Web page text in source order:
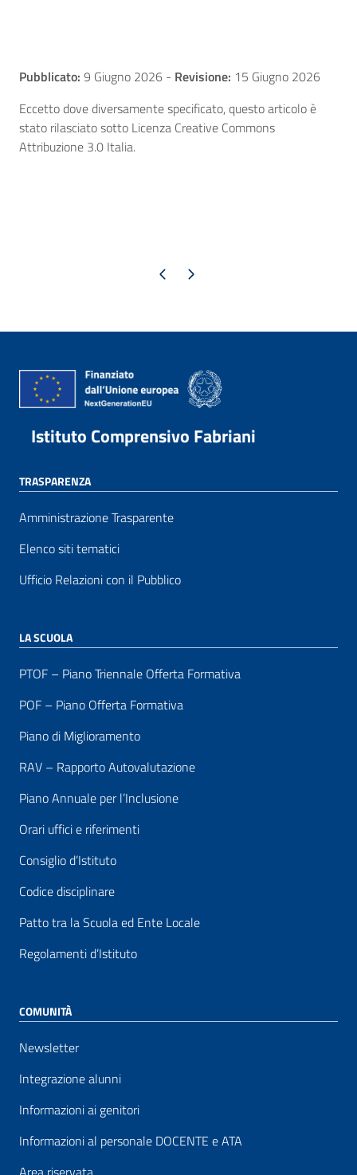
Pubblicato: 9 Giugno 2026 - Revisione: 15 Giugno 2026
Eccetto dove diversamente specificato, questo articolo è
stato rilasciato sotto Licenza Creative Commons
Attribuzione 3.0 Italia.
Pagina precedente
Pagina successiva
Istituto Comprensivo Fabriani
TRASPARENZA
Amministrazione Trasparente
Elenco siti tematici
Ufficio Relazioni con il Pubblico
LA SCUOLA
PTOF – Piano Triennale Offerta Formativa
POF – Piano Offerta Formativa
Piano di Miglioramento
RAV – Rapporto Autovalutazione
Piano Annuale per l’Inclusione
Orari uffici e riferimenti
Consiglio d’Istituto
Codice disciplinare
Patto tra la Scuola ed Ente Locale
Regolamenti d’Istituto
COMUNITÀ
Newsletter
Integrazione alunni
Informazioni ai genitori
Informazioni al personale DOCENTE e ATA